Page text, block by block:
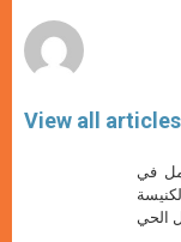
View all articles
في